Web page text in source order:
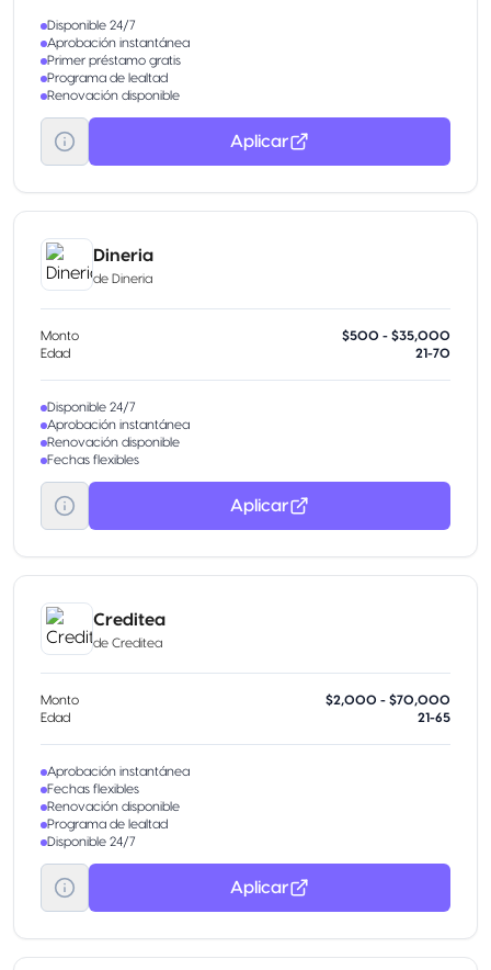
Disponible 24/7
Aprobación instantánea
Primer préstamo gratis
Programa de lealtad
Renovación disponible
Aplicar
Dineria
de Dineria
Monto
$500 - $35,000
Edad
21-70
Disponible 24/7
Aprobación instantánea
Renovación disponible
Fechas flexibles
Aplicar
Creditea
de Creditea
Monto
$2,000 - $70,000
Edad
21-65
Aprobación instantánea
Fechas flexibles
Renovación disponible
Programa de lealtad
Disponible 24/7
Aplicar